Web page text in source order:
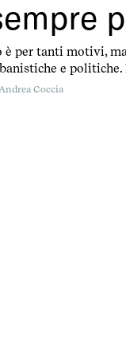
è per tanti motivi,
e
non sta succedendo
Coccia